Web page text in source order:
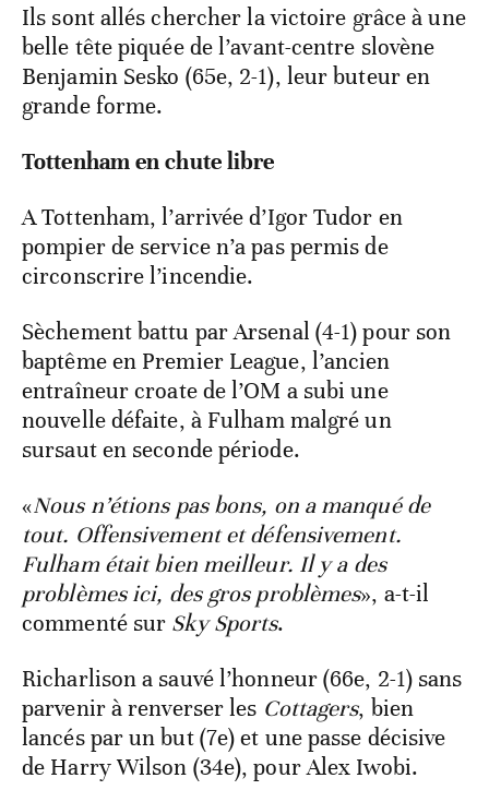
Ils sont allés chercher la victoire grâce à une
belle tête piquée de l’avant-centre slovène
Benjamin Sesko (65e, 2-1), leur buteur en
grande forme.
Tottenham en chute libre
A Tottenham, l’arrivée d’Igor Tudor en
pompier de service n’a pas permis de
circonscrire l’incendie.
Sèchement battu par Arsenal (4-1) pour son
baptême en Premier League, l’ancien
entraîneur croate de l’OM a subi une
nouvelle défaite, à Fulham malgré un
sursaut en seconde période.
«Nous n’étions pas bons, on a manqué de
tout. Offensivement et défensivement.
Fulham était bien meilleur. Il y a des
problèmes ici, des gros problèmes», a-t-il
commenté sur Sky Sports.
Richarlison a sauvé l’honneur (66e, 2-1) sans
parvenir à renverser les Cottagers, bien
lancés par un but (7e) et une passe décisive
de Harry Wilson (34e), pour Alex Iwobi.